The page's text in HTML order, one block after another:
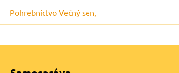
Pohrebníctvo Večný sen,